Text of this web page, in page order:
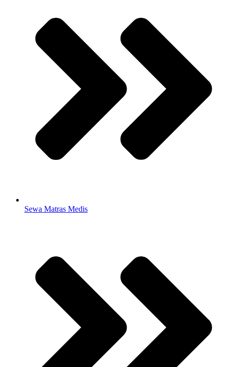
Sewa Matras Medis